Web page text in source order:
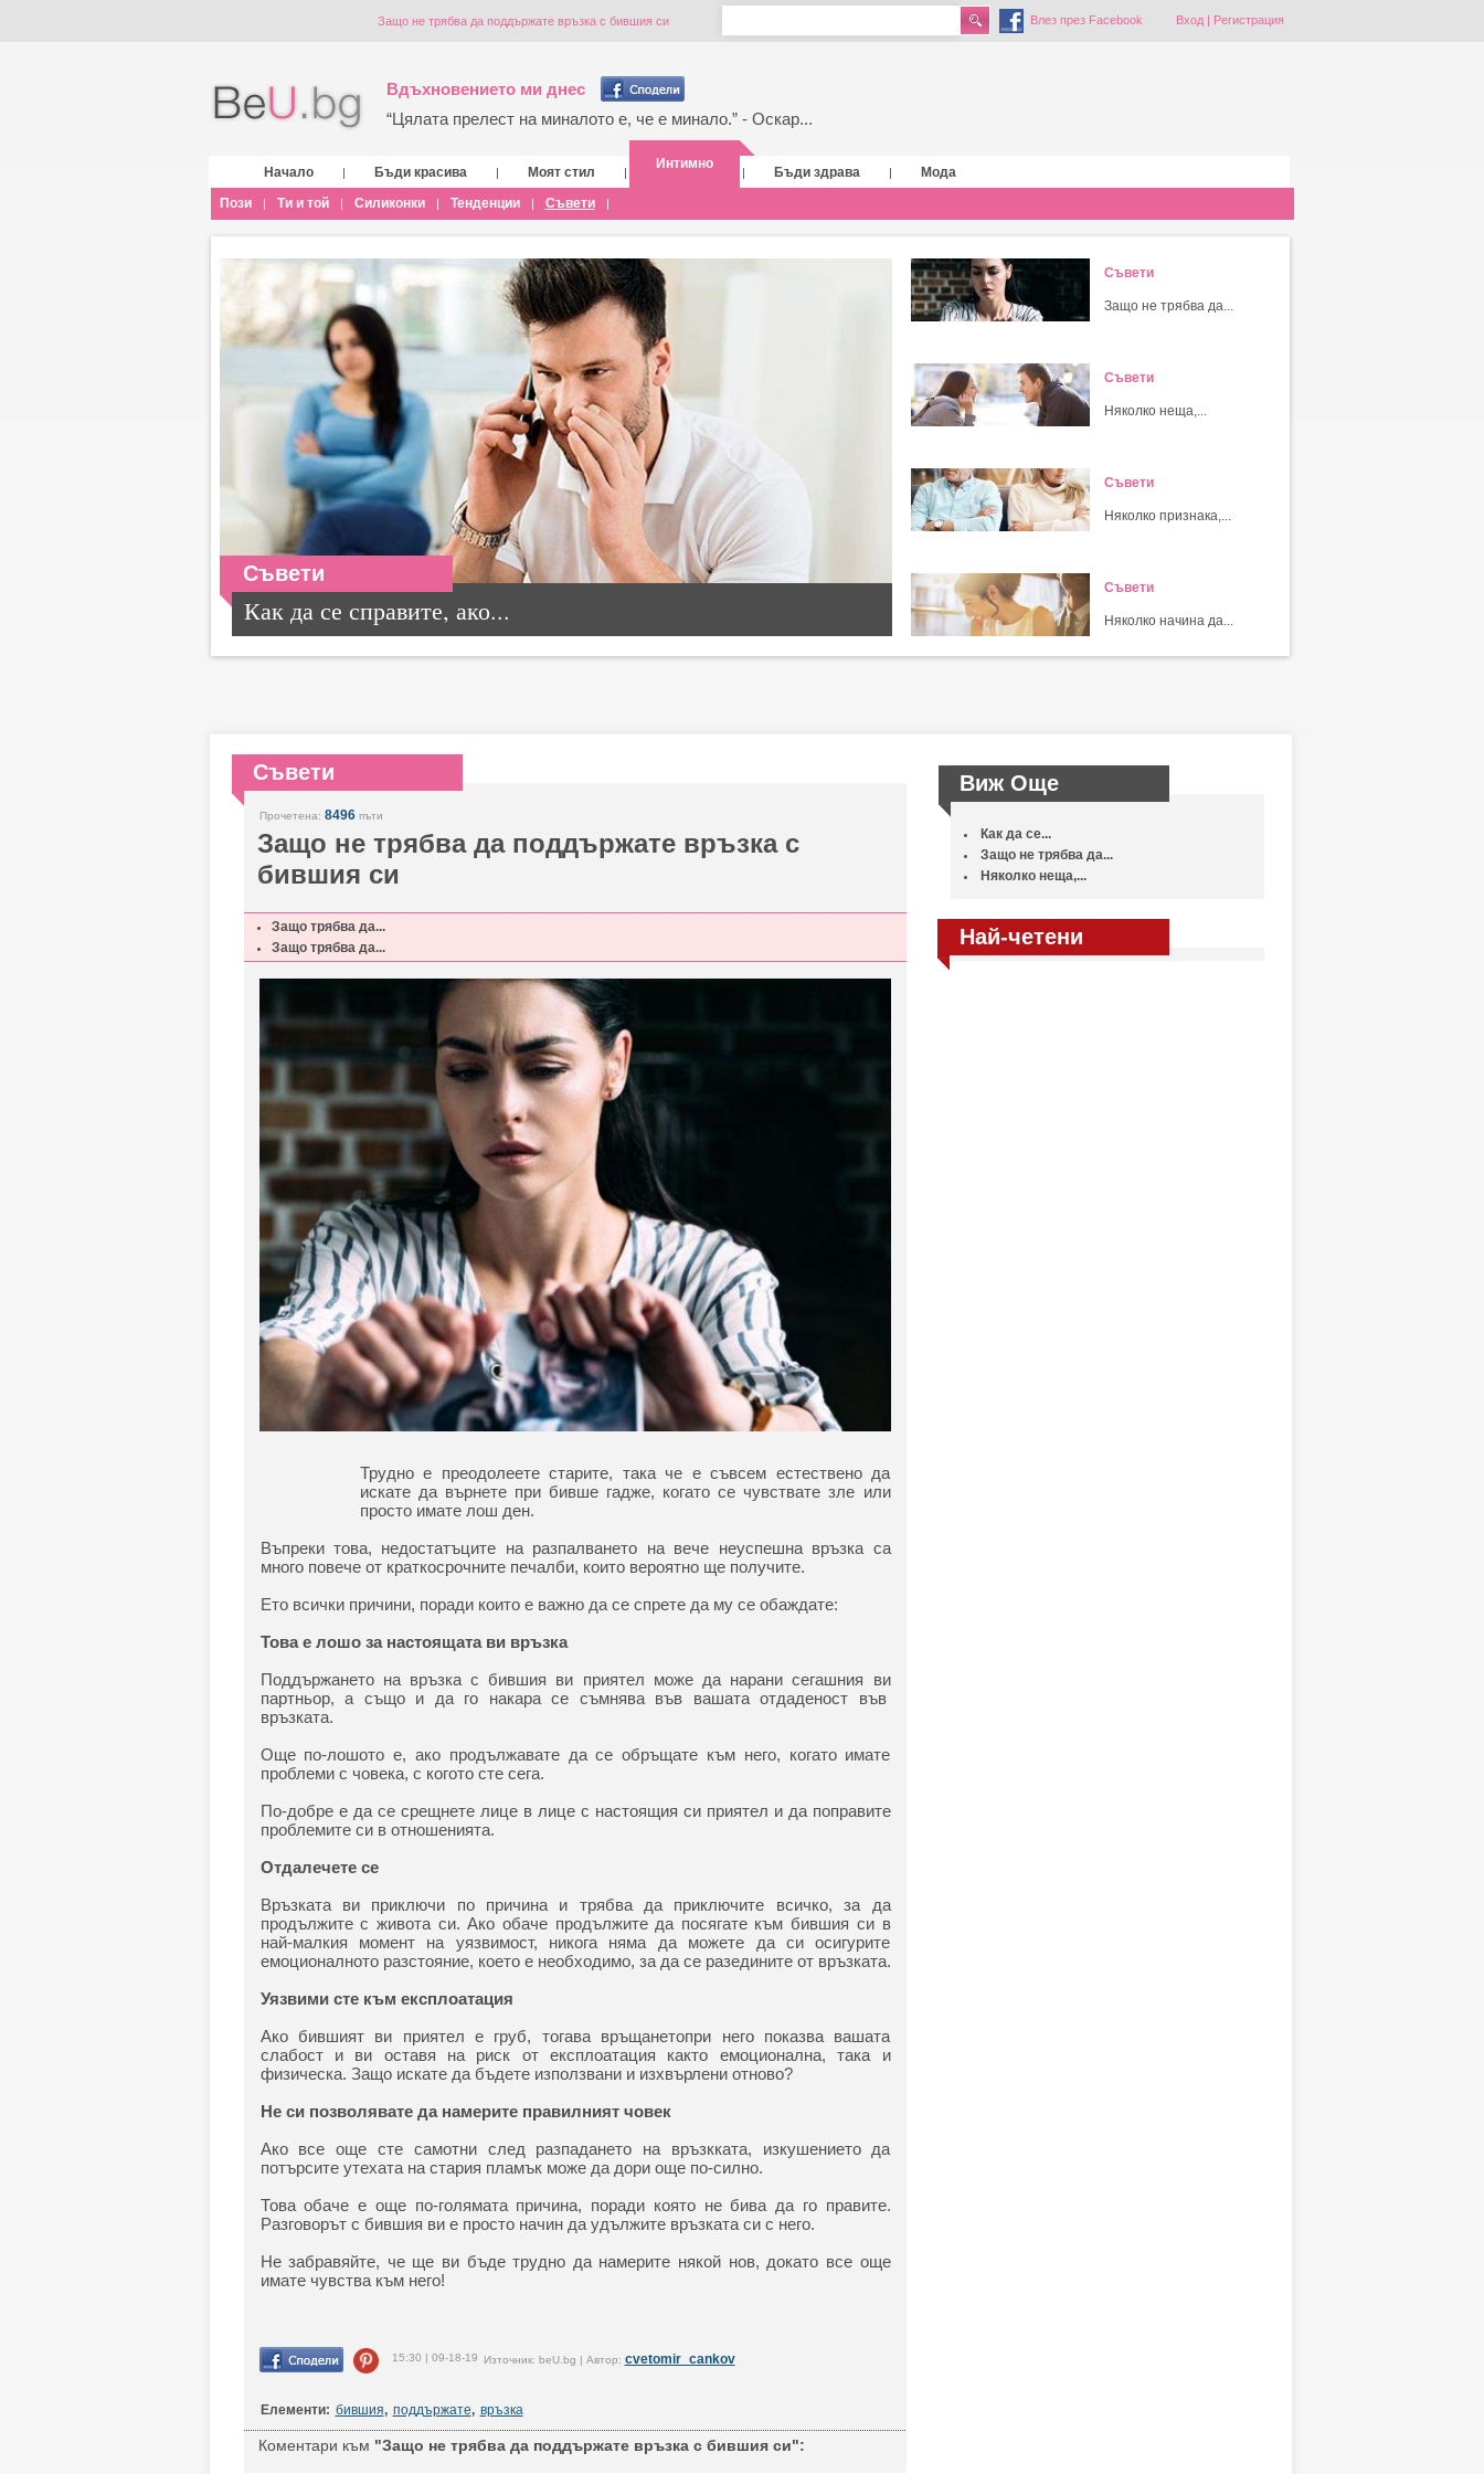
Защо не трябва да поддържате връзка с бившия си Влез през Facebook Вход| Регистрация
Вдъхновението ми днес
“Цялата прелест на миналото е, че е минало.” - Оскар...
Начало | Бъди красива | Моят стил |
Интимно
| Бъди здрава |
Мода
Пози
| Ти и той | Силиконки | Тенденции | Съвети |
Съвети
Как да се справите, ако...
Съвети
Защо не трябва да...
Съвети
Няколко неща,...
Съвети
Няколко признака,...
Съвети
Няколко начина да...
Съвети
Прочетена: 8496пъти
Защо не трябва да поддържате връзка с
бившия си
Защо трябва да...
Защо трябва да...
Трудно е преодолеете старите, така че е съвсем естествено да
искате да върнете при бивше гадже, когато се чувствате зле или
просто имате лош ден.
Въпреки това, недостатъците на разпалването на вече неуспешна връзка са
много повече от краткосрочните печалби, които вероятно ще получите.
Ето всички причини, поради които е важно да се спрете да му се обаждате:
Това е лошо за настоящата ви връзка
Поддържането на връзка с бившия ви приятел може да нарани сегашния ви
партньор, а също и да го накара се съмнява във вашата отдаденост във
връзката.
Още по-лошото е, ако продължавате да се обръщате към него, когато имате
проблеми с човека, с когото сте сега.
По-добре е да се срещнете лице в лице с настоящия си приятел и да поправите
проблемите си в отношенията.
Отдалечете се
Връзката ви приключи по причина и трябва да приключите всичко, за да
продължите с живота си. Ако обаче продължите да посягате към бившия си в
най-малкия момент на уязвимост, никога няма да можете да си осигурите
емоционалното разстояние, което е необходимо, за да се разедините от връзката.
Уязвими сте към експлоатация
Ако бившият ви приятел е груб, тогава връщанетопри него показва вашата
слабост и ви оставя на риск от експлоатация както емоционална, така и
физическа. Защо искате да бъдете използвани и изхвърлени отново?
Не си позволявате да намерите правилният човек
Ако все още сте самотни след разпадането на връзкката, изкушението да
потърсите утехата на стария пламък може да дори още по-силно.
Това обаче е още по-голямата причина, поради която не бива да го правите.
Разговорът с бившия ви е просто начин да удължите връзката си с него.
Не забравяйте, че ще ви бъде трудно да намерите някой нов, докато все още
имате чувства към него!
15:30 | 09-18-19 Източник: beU.bg | Автор: cvetomir_cankov
Елементи: бившия, поддържате, връзка
Коментари към "Защо не трябва да поддържате връзка с бившия си":
Виж Още
Как да се...
Защо не трябва да...
Няколко неща,...
Най-четени